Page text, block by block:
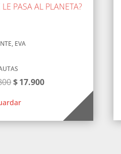
PASA AL PLANETA?
EVA
El
original
era:
$17.900El
es: